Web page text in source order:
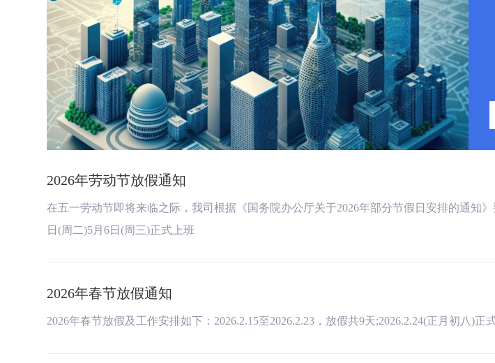
2026年劳动节放假通知
在五一劳动节即将来临之际，我司根据《国务院办公厅关于2026年部分节假日安排的通
日(周二)5月6日(周三)正式上班
2026年春节放假通知
2026年春节放假及工作安排如下：2026.2.15至2026.2.23，放假共9天;2026.2.24(正月初八)正